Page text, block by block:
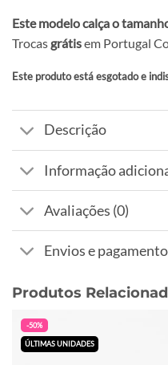
Este modelo calça o
Trocas grátisem Portugal
Este produto está esgotado e
Alternative:
Descrição
Informação
Avaliações (0)
Envios e
Produtos
-50%
ÚLTIMAS UNIDADES